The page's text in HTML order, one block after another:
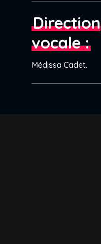
Direction
vocale :
Médissa Cadet.